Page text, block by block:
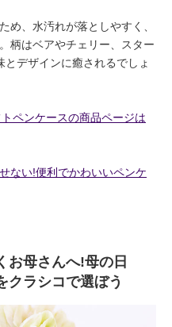
め、水汚れが落としやすく、
柄はベアやチェリー、スター
デザインに癒されるでしょ
ペンケースの商品ページは
ない!便利でかわいいペンケ
お母さんへ!母の日
クラシコで選ぼう